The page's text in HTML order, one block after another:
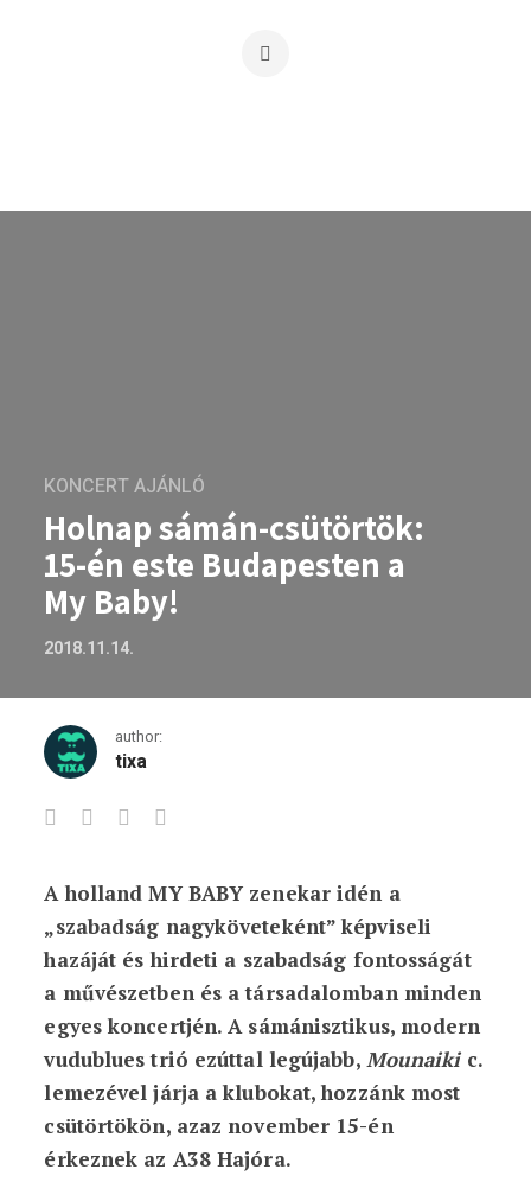
KONCERT AJÁNLÓ
Holnap sámán-csütörtök:
15-én este Budapesten a
My Baby!
2018.11.14.
author:
tixa
Holnap sámán-csütörtök: 15-én este
A holland MY BABY zenekar idén a
„szabadság nagyköveteként” képviseli
hazáját és hirdeti a szabadság fontosságát
a művészetben és a társadalomban minden
egyes koncertjén. A sámánisztikus, modern
vudublues trió ezúttal legújabb, Mounaikic.
lemezével járja a klubokat, hozzánk most
csütörtökön, azaz november 15-én
érkeznek az A38 Hajóra.